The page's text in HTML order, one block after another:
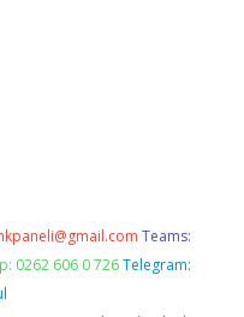
Teams:
0262 606 0 726 Telegram: